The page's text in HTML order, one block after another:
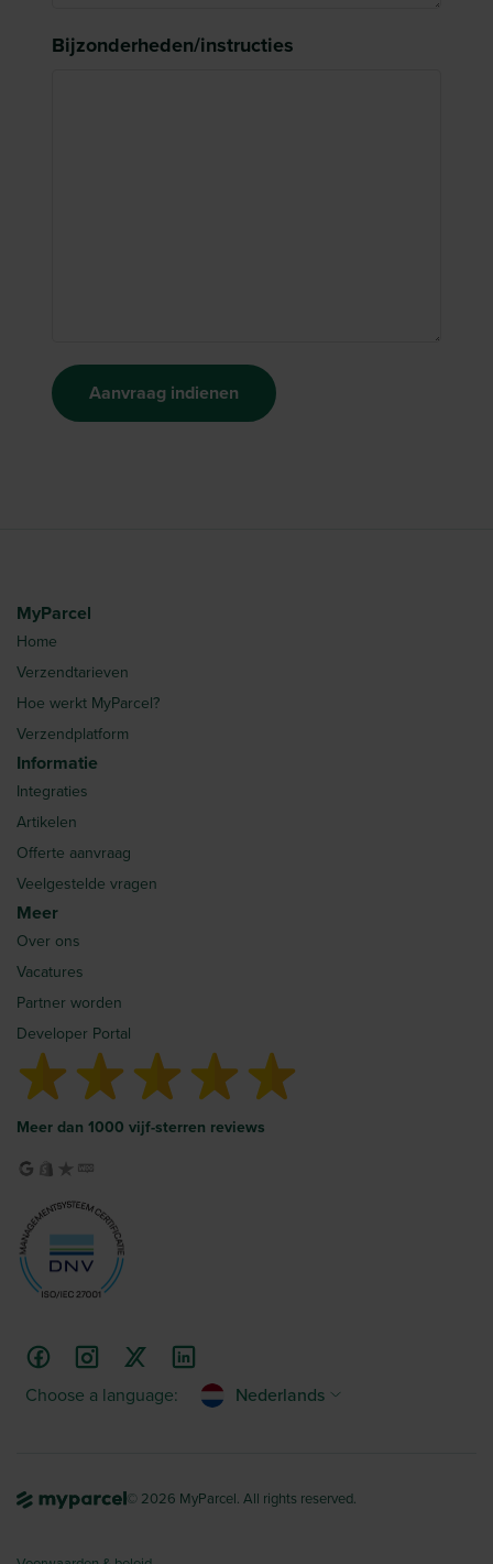
Bijzonderheden/instructies
Aanvraag indienen
MyParcel
Home
Verzendtarieven
Hoe werkt MyParcel?
Verzendplatform
Informatie
Integraties
Artikelen
Offerte aanvraag
Veelgestelde vragen
Meer
Over ons
Vacatures
Partner worden
Developer Portal
Meer dan 1000 vijf-sterren reviews
Choose a language: Nederlands
© 2026 MyParcel. All rights reserved.